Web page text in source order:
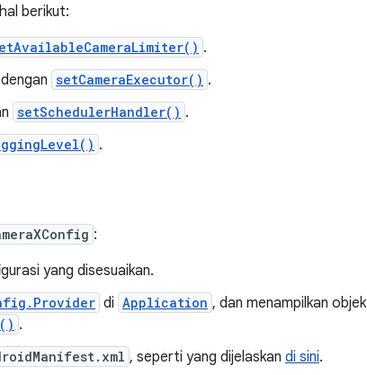
berikut:
.
setCameraExecutor() .
setSchedulerHandler() .
.
:
yang disesuaikan.
di Application , dan menampilkan objek
.
, seperti yang dijelaskan di sini.